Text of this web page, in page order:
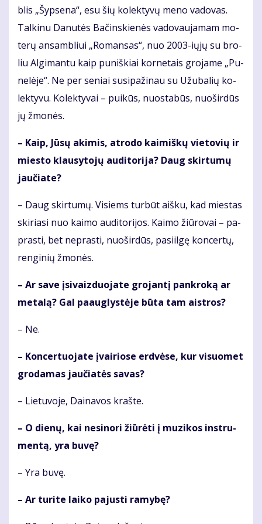
blis „Šyp­se­na“, esu šių ko­lek­ty­vų me­no va­do­vas.
Tal­ki­nu Da­nu­tės Ba­čins­kie­nės va­do­vau­ja­mam mo­
te­rų an­sam­bliui „Ro­man­sas“, nuo 2003-ių­jų su bro­
liu Al­gi­man­tu kaip pu­niš­kiai kor­ne­tais gro­ja­me „Pu­
ne­lė­je“. Ne per se­niai su­si­pa­ži­nau su Užu­ba­lių ko­
lek­ty­vu. Ko­lek­ty­vai – pui­kūs, nuo­sta­būs, nuo­šir­dūs
jų žmo­nės.
– Kaip, Jū­sų aki­mis, at­ro­do kai­miš­kų vie­to­vių ir
mies­to klau­sy­to­jų au­di­to­ri­ja? Daug skir­tu­mų
jau­čia­te?
– Daug skir­tu­mų. Vi­siems tur­būt aiš­ku, kad mies­tas
ski­ria­si nuo kai­mo au­di­to­ri­jos. Kai­mo žiū­ro­vai – pa­
pras­ti, bet ne­pras­ti, nuo­šir­dūs, pa­si­il­gę kon­cer­tų,
ren­gi­nių žmo­nės.
– Ar sa­ve įsi­vaiz­duo­ja­te gro­jan­tį pan­kro­ką ar
me­ta­lą? Gal pa­aug­lys­tė­je bū­ta tam aist­ros?
– Ne.
– Kon­cer­tuo­ja­te įvai­rio­se erd­vė­se, kur vi­suo­met
gro­da­mas jau­čia­tės sa­vas?
– Lie­tu­vo­je, Dai­na­vos kraš­te.
– O die­nų, kai ne­si­no­ri žiū­rė­ti į mu­zi­kos in­stru­
men­tą, yra bu­vę?
– Yra bu­vę.
– Ar tu­ri­te lai­ko pa­jus­ti ra­my­bę?